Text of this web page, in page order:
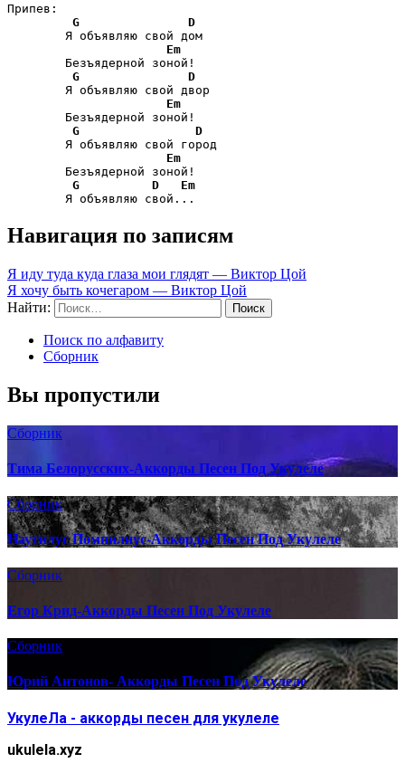
Припев:
G
D
        Я объявляю свой дом
Em
        Безъядерной зоной!
G
D
        Я объявляю свой двор
Em
        Безъядерной зоной!
G
D
        Я объявляю свой город
Em
        Безъядерной зоной!
G
D
Em
        Я объявляю свой...
Навигация по записям
Я иду туда куда глаза мои глядят — Виктор Цой
Я хочу быть кочегаром — Виктор Цой
Найти:
Поиск по алфавиту
Сборник
Вы пропустили
Сборник
Тима Белорусских-Аккорды Песен Под Укулеле
Сборник
Наутилус Помпилиус-Аккорды Песен Под Укулеле
Сборник
Егор Крид-Аккорды Песен Под Укулеле
Сборник
Юрий Антонов- Аккорды Песен Под Укулеле
УкулеЛа - аккорды песен для укулеле
ukulela.xyz